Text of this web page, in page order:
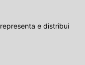
e distribui